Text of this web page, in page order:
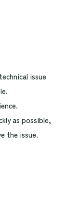
issue
as possible,
the issue.